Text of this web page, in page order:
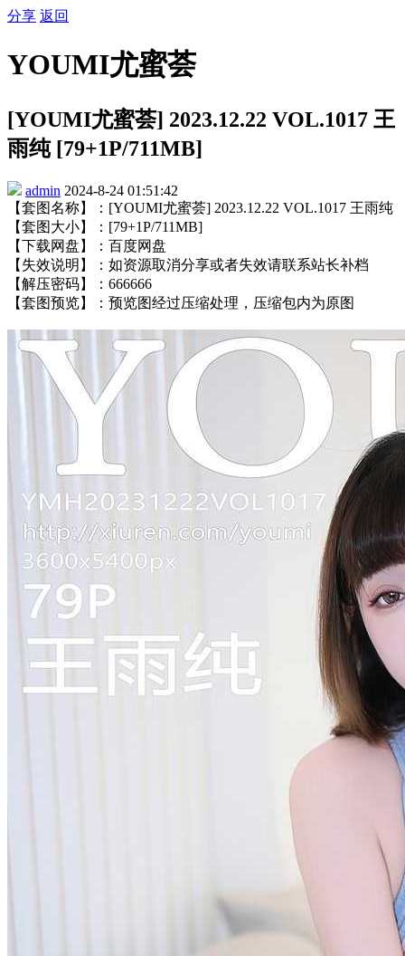
分享 返回
YOUMI尤蜜荟
[YOUMI尤蜜荟] 2023.12.22 VOL.1017 王
雨纯 [79+1P/711MB]
admin 2024-8-24 01:51:42
【套图名称】：[YOUMI尤蜜荟] 2023.12.22 VOL.1017 王雨纯
【套图大小】：[79+1P/711MB]
【下载网盘】：百度网盘
【失效说明】：如资源取消分享或者失效请联系站长补档
【解压密码】：666666
【套图预览】：预览图经过压缩处理，压缩包内为原图